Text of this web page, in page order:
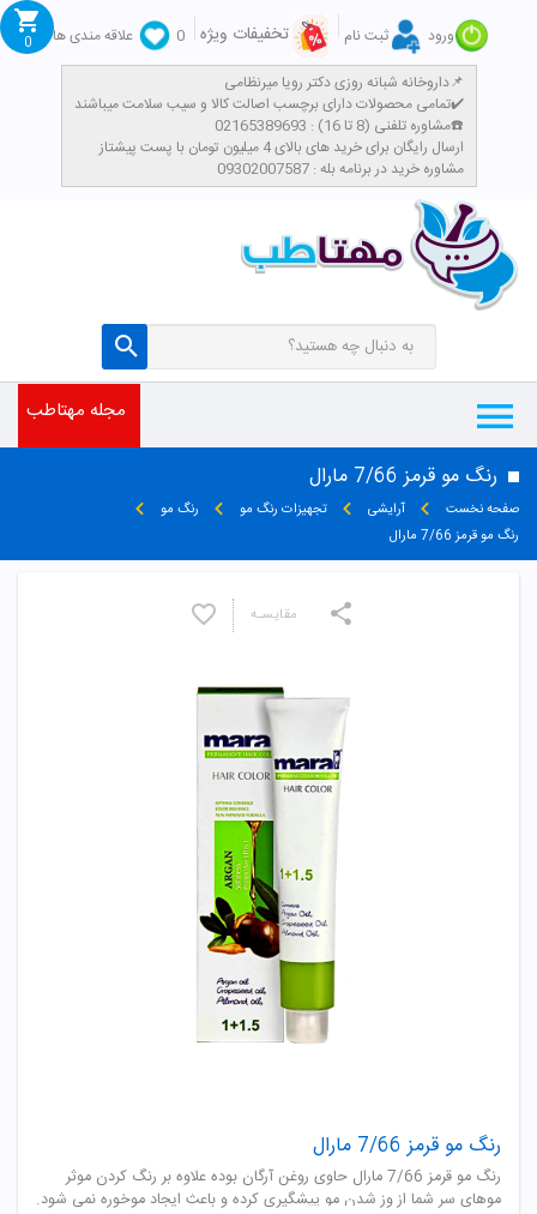
ورود ثبت نام تخفیفات ویژه 0
علاقه مندی ها
داروخانه شبانه روزی دکتر رویا میرنظامی📌
تمامی محصولات دارای برچسب اصالت کالا و سیب سلامت میباشند✔️
مشاوره تلفنی (8 تا 16) : 02165389693☎️
​ارسال رایگان برای خرید های بالای 4 میلیون تومان با پست پیشتاز
مشاوره خرید در برنامه بله : 09302007587
0
مجله مهتاطب
رنگ مو قرمز 7/66 مارال
صفحه نخست آرایشی تجهیزات رنگ مو
رنگ مو
رنگ مو قرمز 7/66 مارال
رنگ مو قرمز 7/66 مارال
رنگ مو قرمز 7/66 مارال حاوی روغن آرگان بوده علاوه بر رنگ کردن موثر
موهای سر شما از وز شدن مو پیشگیری کرده و باعث ایجاد موخوره نمی شود.
مقایسـه